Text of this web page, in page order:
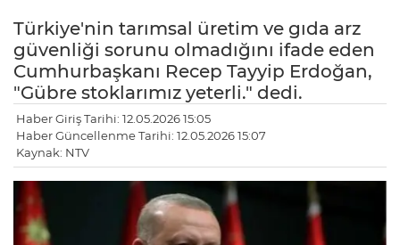
Türkiye'nin tarımsal üretim ve gıda arz
güvenliği sorunu olmadığını ifade eden
Cumhurbaşkanı Recep Tayyip Erdoğan,
"Gübre stoklarımız yeterli." dedi.
Haber Giriş Tarihi: 12.05.2026 15:05
Haber Güncellenme Tarihi: 12.05.2026 15:07
Kaynak: NTV